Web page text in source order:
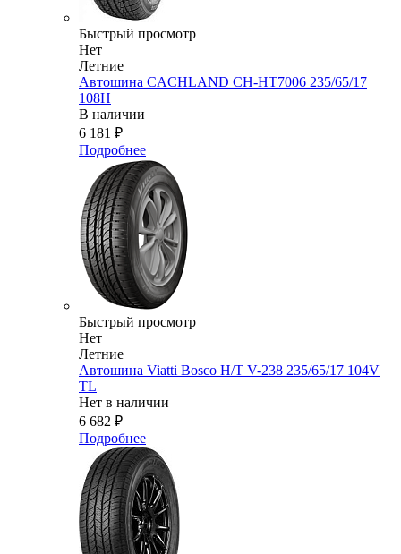
Быстрый просмотр
Нет
Летние
Автошина CACHLAND CH-HT7006 235/65/17
108H
В наличии
6 181 ₽
Подробнее
Быстрый просмотр
Нет
Летние
Автошина Viatti Bosco H/T V-238 235/65/17 104V
TL
Нет в наличии
6 682 ₽
Подробнее